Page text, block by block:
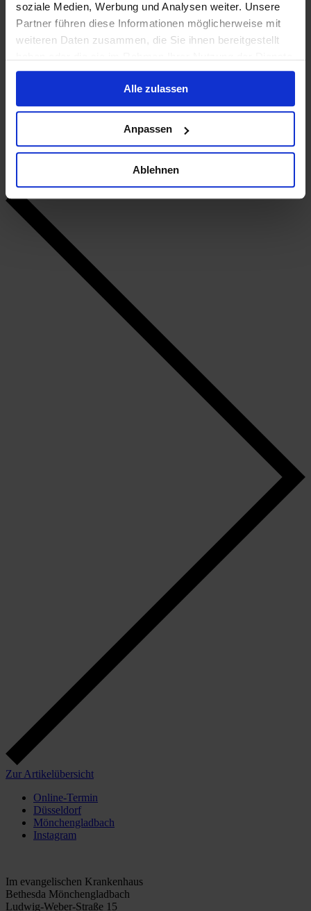
soziale Medien, Werbung und Analysen weiter. Unsere
Partner führen diese Informationen möglicherweise mit
weiteren Daten zusammen, die Sie ihnen bereitgestellt
gesammelt haben.
Alle zulassen
Anpassen
Ablehnen
Mit plastischer Chirurgie die Lebensqualität verbessern
Zur Artikelübersicht
Online-Termin
Düsseldorf
Mönchengladbach
Instagram
Im evangelischen Krankenhaus
Bethesda Mönchengladbach
Ludwig-Weber-Straße 15